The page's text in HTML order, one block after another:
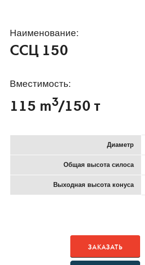
Наименование:
ССЦ 150
Вместимость:
115 m3/150 т
Диаметр
Общая высота силоса
Выходная высота конуса
ЗАКАЗАТЬ